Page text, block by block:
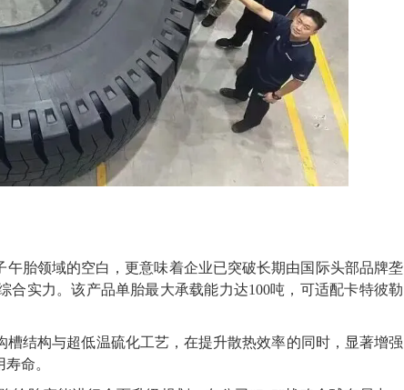
午胎领域的空白，更意味着企业已突破长期由国际头部品牌垄
实力。该产品单胎最大承载能力达100吨，可适配卡特彼勒
结构与超低温硫化工艺，在提升散热效率的同时，显著增强
命。